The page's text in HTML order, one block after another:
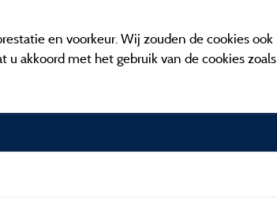
en voorkeur. Wij zouden de cookies ook
akkoord met het gebruik van de cookies zoals